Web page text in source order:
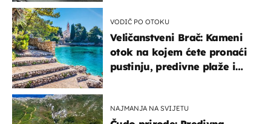
VODIČ PO OTOKU
Veličanstveni Brač: Kameni
otok na kojem ćete pronaći
pustinju, predivne plaže i
NAJMANJA NA SVIJETU